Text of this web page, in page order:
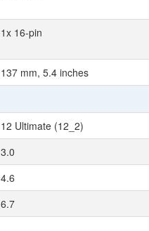
1x 16-pin
137 mm, 5.4 inches
12 Ultimate (12_2)
3.0
4.6
6.7